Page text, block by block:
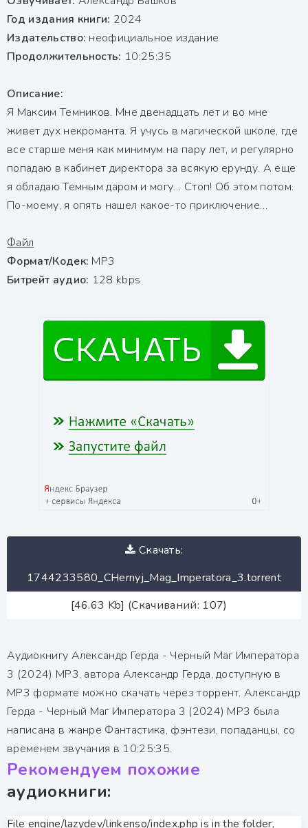
Год издания книги: 2024
Издательство: неофициальное издание
Продолжительность: 10:25:35
Описание:
Я Максим Темников. Мне двенадцать лет и во мне
живет дух некроманта. Я учусь в магической школе, где
все старше меня как минимум на пару лет, и регулярно
попадаю в кабинет директора за всякую ерунду. А еще
я обладаю Темным даром и могу… Стоп! Об этом потом.
По-моему, я опять нашел какое-то приключение…
Файл
Формат/Кодек: МР3
Битрейт аудио: 128 kbps
Скачать:
1744233580_CHernyj_Mag_Imperatora_3.torrent
[46.63 Kb] (Скачиваний: 107)
Аудиокнигу Александр Герда - Черный Маг Императора
3 (2024) МР3, автора Александр Герда, доступную в
MP3 формате можно скачать через торрент. Александр
Герда - Черный Маг Императора 3 (2024) МР3 была
написана в жанре Фантастика, фэнтези, попаданцы, со
временем звучания в 10:25:35.
Рекомендуем похожие
аудиокниги:
File engine/lazydev/linkenso/index.php is in the folder,